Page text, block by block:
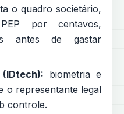
o quadro societário,
por centavos,
antes de gastar
biometria e
o representante legal
controle.